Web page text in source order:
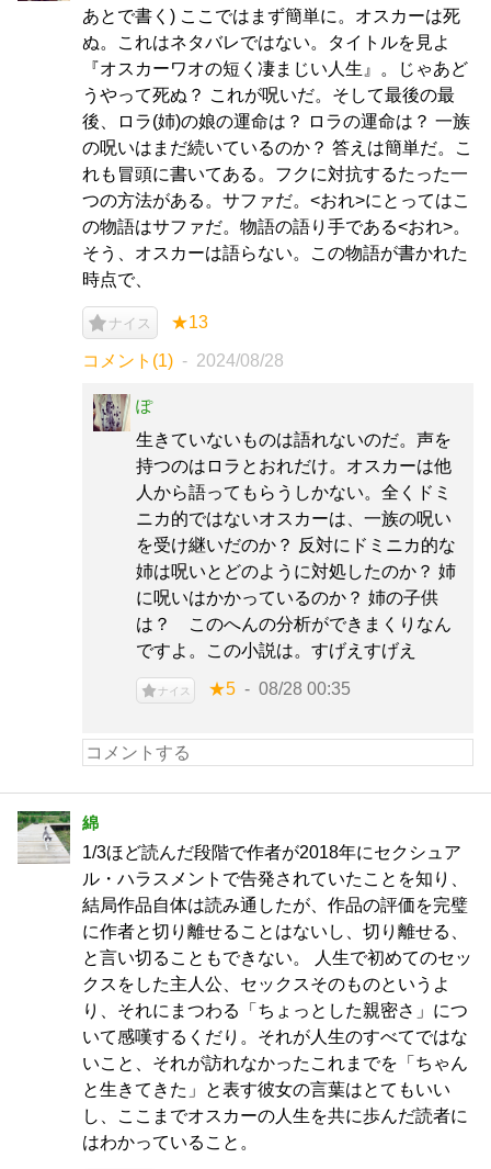
あとで書く) ここではまず簡単に。オスカーは死
ぬ。これはネタバレではない。タイトルを見よ
『オスカーワオの短く凄まじい人生』。じゃあど
うやって死ぬ？ これが呪いだ。そして最後の最
後、ロラ(姉)の娘の運命は？ ロラの運命は？ 一族
の呪いはまだ続いているのか？ 答えは簡単だ。こ
れも冒頭に書いてある。フクに対抗するたった一
つの方法がある。サファだ。<おれ>にとってはこ
の物語はサファだ。物語の語り手である<おれ>。
そう、オスカーは語らない。この物語が書かれた
時点で、
ナイス ★13
コメント(1) 2024/08/28
ぽ
生きていないものは語れないのだ。声を
持つのはロラとおれだけ。オスカーは他
人から語ってもらうしかない。全くドミ
ニカ的ではないオスカーは、一族の呪い
を受け継いだのか？ 反対にドミニカ的な
姉は呪いとどのように対処したのか？ 姉
に呪いはかかっているのか？ 姉の子供
は？ このへんの分析ができまくりなん
ですよ。この小説は。すげえすげえ
ナイス ★5 08/28 00:35
綿
1/3ほど読んだ段階で作者が2018年にセクシュア
ル・ハラスメントで告発されていたことを知り、
結局作品自体は読み通したが、作品の評価を完璧
に作者と切り離せることはないし、切り離せる、
と言い切ることもできない。 人生で初めてのセッ
クスをした主人公、セックスそのものというよ
り、それにまつわる「ちょっとした親密さ」につ
いて感嘆するくだり。それが人生のすべてではな
いこと、それが訪れなかったこれまでを「ちゃん
と生きてきた」と表す彼女の言葉はとてもいい
し、ここまでオスカーの人生を共に歩んだ読者に
はわかっていること。